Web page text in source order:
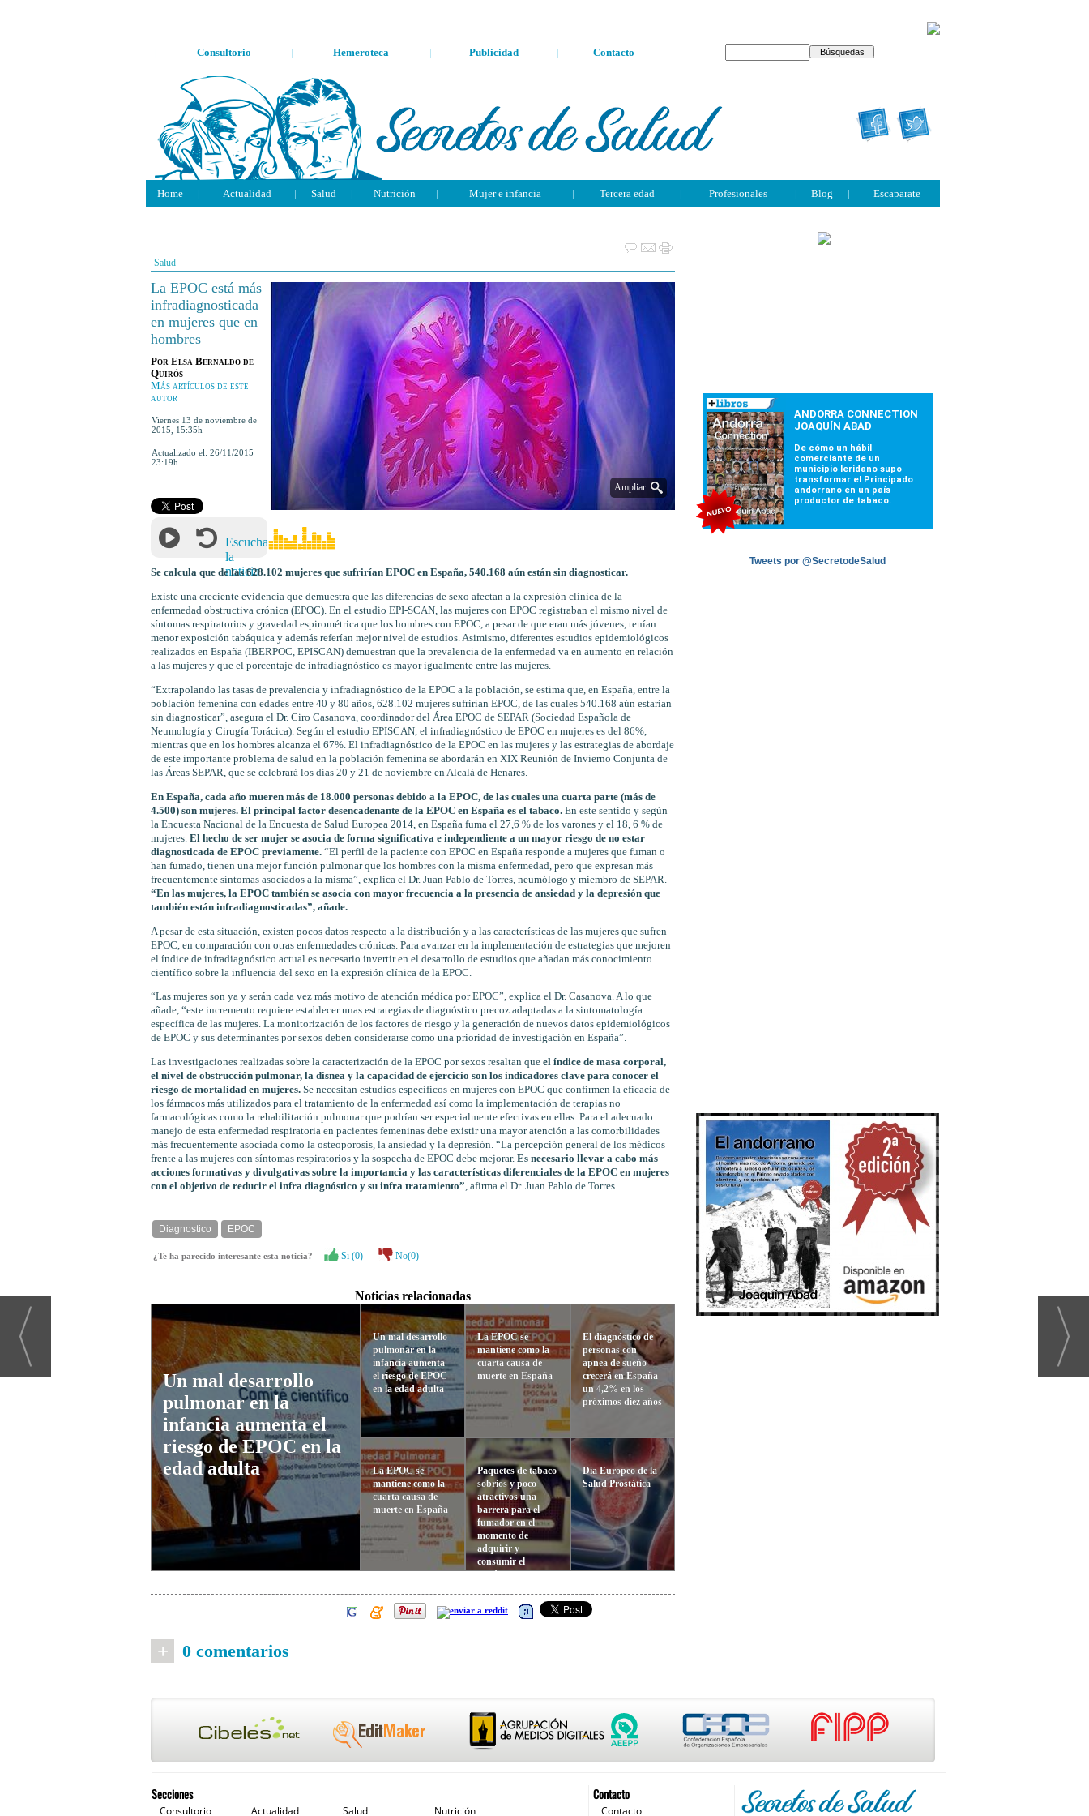
| Consultorio | Hemeroteca | Publicidad | Contacto
Home | Actualidad | Salud | Nutrición | Mujer e infancia | Tercera edad | Profesionales | Blog | Escaparate
Salud
Ampliar
La EPOC está más
infradiagnosticada
en mujeres que en
hombres
Por Elsa Bernaldo de
Quirós
Más artículos de este
autor
viernes 13 de noviembre de
2015
15:35h
Actualizado el: 26/11/2015
23:19h
Escucha
la
noticia
Se calcula que de las 628.102 mujeres que sufrirían EPOC en España, 540.168 aún están sin diagnosticar.
Existe una creciente evidencia que demuestra que las diferencias de sexo afectan a la expresión clínica de la
enfermedad obstructiva crónica (EPOC). En el estudio EPI-SCAN, las mujeres con EPOC registraban el mismo nivel de
síntomas respiratorios y gravedad espirométrica que los hombres con EPOC, a pesar de que eran más jóvenes, tenían
menor exposición tabáquica y además referían mejor nivel de estudios. Asimismo, diferentes estudios epidemiológicos
realizados en España (IBERPOC, EPISCAN) demuestran que la prevalencia de la enfermedad va en aumento en relación
a las mujeres y que el porcentaje de infradiagnóstico es mayor igualmente entre las mujeres.
“Extrapolando las tasas de prevalencia y infradiagnóstico de la EPOC a la población, se estima que, en España, entre la
población femenina con edades entre 40 y 80 años, 628.102 mujeres sufrirían EPOC, de las cuales 540.168 aún estarían
sin diagnosticar”, asegura el Dr. Ciro Casanova, coordinador del Área EPOC de SEPAR (Sociedad Española de
Neumología y Cirugía Torácica). Según el estudio EPISCAN, el infradiagnóstico de EPOC en mujeres es del 86%,
mientras que en los hombres alcanza el 67%. El infradiagnóstico de la EPOC en las mujeres y las estrategias de abordaje
de este importante problema de salud en la población femenina se abordarán en XIX Reunión de Invierno Conjunta de
las Áreas SEPAR, que se celebrará los días 20 y 21 de noviembre en Alcalá de Henares.
En España, cada año mueren más de 18.000 personas debido a la EPOC, de las cuales una cuarta parte (más de
4.500) son mujeres. El principal factor desencadenante de la EPOC en España es el tabaco. En este sentido y según
la Encuesta Nacional de la Encuesta de Salud Europea 2014, en España fuma el 27,6 % de los varones y el 18, 6 % de
mujeres. El hecho de ser mujer se asocia de forma significativa e independiente a un mayor riesgo de no estar
diagnosticada de EPOC previamente. “El perfil de la paciente con EPOC en España responde a mujeres que fuman o
han fumado, tienen una mejor función pulmonar que los hombres con la misma enfermedad, pero que expresan más
frecuentemente síntomas asociados a la misma”, explica el Dr. Juan Pablo de Torres, neumólogo y miembro de SEPAR.
“En las mujeres, la EPOC también se asocia con mayor frecuencia a la presencia de ansiedad y la depresión que
también están infradiagnosticadas”, añade.
A pesar de esta situación, existen pocos datos respecto a la distribución y a las características de las mujeres que sufren
EPOC, en comparación con otras enfermedades crónicas. Para avanzar en la implementación de estrategias que mejoren
el índice de infradiagnóstico actual es necesario invertir en el desarrollo de estudios que añadan más conocimiento
científico sobre la influencia del sexo en la expresión clínica de la EPOC.
“Las mujeres son ya y serán cada vez más motivo de atención médica por EPOC”, explica el Dr. Casanova. A lo que
añade, “este incremento requiere establecer unas estrategias de diagnóstico precoz adaptadas a la sintomatología
específica de las mujeres. La monitorización de los factores de riesgo y la generación de nuevos datos epidemiológicos
de EPOC y sus determinantes por sexos deben considerarse como una prioridad de investigación en España”.
Las investigaciones realizadas sobre la caracterización de la EPOC por sexos resaltan que el índice de masa corporal,
el nivel de obstrucción pulmonar, la disnea y la capacidad de ejercicio son los indicadores clave para conocer el
riesgo de mortalidad en mujeres. Se necesitan estudios específicos en mujeres con EPOC que confirmen la eficacia de
los fármacos más utilizados para el tratamiento de la enfermedad así como la implementación de terapias no
farmacológicas como la rehabilitación pulmonar que podrían ser especialmente efectivas en ellas. Para el adecuado
manejo de esta enfermedad respiratoria en pacientes femeninas debe existir una mayor atención a las comorbilidades
más frecuentemente asociada como la osteoporosis, la ansiedad y la depresión. “La percepción general de los médicos
frente a las mujeres con síntomas respiratorios y la sospecha de EPOC debe mejorar. Es necesario llevar a cabo más
acciones formativas y divulgativas sobre la importancia y las características diferenciales de la EPOC en mujeres
con el objetivo de reducir el infra diagnóstico y su infra tratamiento”, afirma el Dr. Juan Pablo de Torres.
Diagnostico EPOC
¿Te ha parecido interesante esta noticia? Si (0) No(0)
Noticias relacionadas
Un mal desarrollo
pulmonar en la
infancia aumenta el
riesgo de EPOC en la
edad adulta
Un mal desarrollo
pulmonar en la
infancia aumenta
el riesgo de EPOC
en la edad adulta
La EPOC se
mantiene como la
cuarta causa de
muerte en España
La EPOC se
mantiene como la
cuarta causa de
muerte en España
Paquetes de tabaco
sobrios y poco
atractivos una
barrera para el
fumador en el
momento de
adquirir y
consumir el
producto
El diagnóstico de
personas con
apnea de sueño
crecerá en España
un 4,2% en los
próximos diez años
Día Europeo de la
Salud Prostática
+ 0 comentarios
Tweets por @SecretodeSalud
Contacto
Contacto
Secciones
Consultorio Actualidad Salud Nutrición